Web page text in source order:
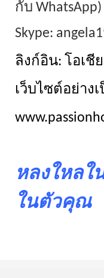
กับ WhatsApp)
Skype:
ลิงก์อิน: โอเชี
เว็บไซต์อย่าง
หลงใหลใ
ในตัวคุณ